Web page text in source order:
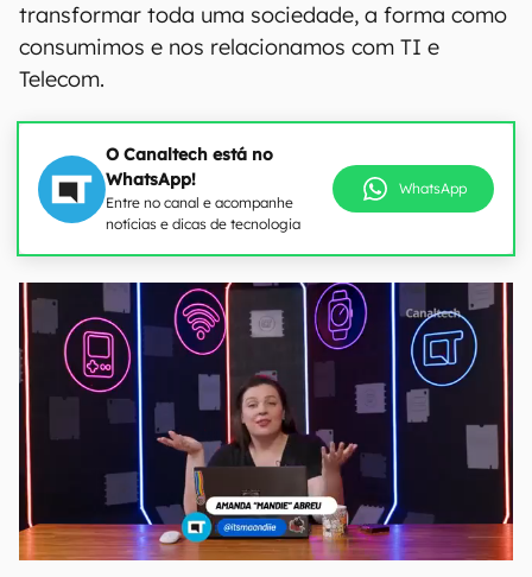
transformar toda uma sociedade, a forma como
consumimos e nos relacionamos com TI e
Telecom.
O Canaltech está no
WhatsApp!
Entre no canal e acompanhe
notícias e dicas de tecnologia
WhatsApp